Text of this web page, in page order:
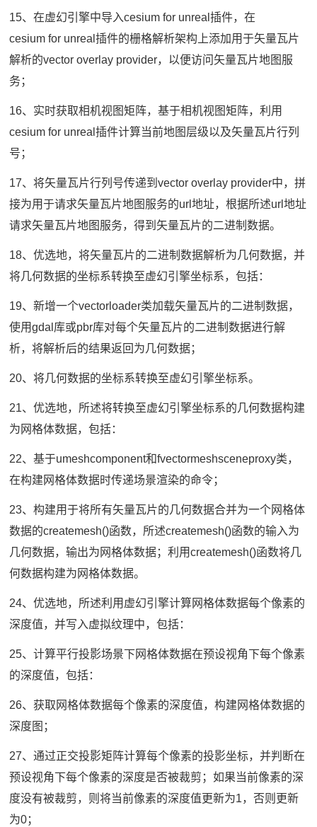
15、在虚幻引擎中导入cesium for unreal插件，在
cesium for unreal插件的栅格解析架构上添加用于矢量瓦片
解析的vector overlay provider，以便访问矢量瓦片地图服
务；
16、实时获取相机视图矩阵，基于相机视图矩阵，利用
cesium for unreal插件计算当前地图层级以及矢量瓦片行列
号；
17、将矢量瓦片行列号传递到vector overlay provider中，拼
接为用于请求矢量瓦片地图服务的url地址，根据所述url地址
请求矢量瓦片地图服务，得到矢量瓦片的二进制数据。
18、优选地，将矢量瓦片的二进制数据解析为几何数据，并
将几何数据的坐标系转换至虚幻引擎坐标系，包括：
19、新增一个vectorloader类加载矢量瓦片的二进制数据，
使用gdal库或pbr库对每个矢量瓦片的二进制数据进行解
析，将解析后的结果返回为几何数据；
20、将几何数据的坐标系转换至虚幻引擎坐标系。
21、优选地，所述将转换至虚幻引擎坐标系的几何数据构建
为网格体数据，包括：
22、基于umeshcomponent和fvectormeshsceneproxy类，
在构建网格体数据时传递场景渲染的命令；
23、构建用于将所有矢量瓦片的几何数据合并为一个网格体
数据的createmesh()函数，所述createmesh()函数的输入为
几何数据，输出为网格体数据；利用createmesh()函数将几
何数据构建为网格体数据。
24、优选地，所述利用虚幻引擎计算网格体数据每个像素的
深度值，并写入虚拟纹理中，包括：
25、计算平行投影场景下网格体数据在预设视角下每个像素
的深度值，包括：
26、获取网格体数据每个像素的深度值，构建网格体数据的
深度图；
27、通过正交投影矩阵计算每个像素的投影坐标，并判断在
预设视角下每个像素的深度是否被裁剪；如果当前像素的深
度没有被裁剪，则将当前像素的深度值更新为1，否则更新
为0；